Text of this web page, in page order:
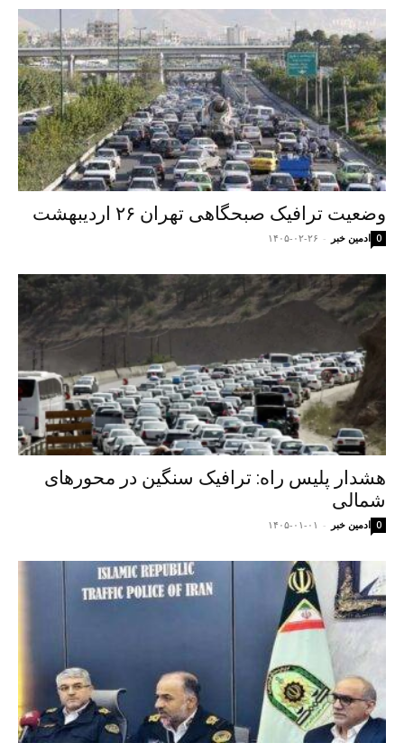
وضعیت ترافیک صبحگاهی تهران ۲۶ اردیبهشت
ادمین خبر - ۱۴۰۵-۰۲-۲۶ 0
هشدار پلیس راه: ترافیک سنگین در محورهای
شمالی
ادمین خبر - ۱۴۰۵-۰۱-۰۱ 0